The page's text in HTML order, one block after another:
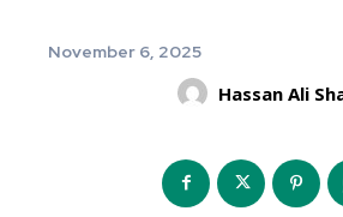
November 6, 2025
Hassan Ali